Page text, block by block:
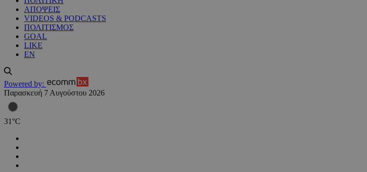
ΑΠΟΨΕΙΣ
VIDEOS & PODCASTS
ΠΟΛΙΤΙΣΜΟΣ
GOAL
LIKE
EN
Powered by:
Παρασκευή 7 Αυγούστου 2026
31 °C